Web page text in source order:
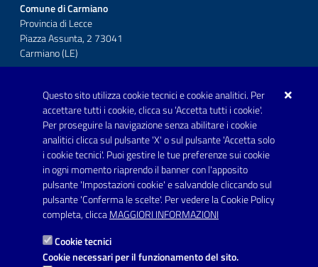
Questo sito utilizza cookie tecnici e cookie analitici. Per
accettare tutti i cookie, clicca su 'Accetta tutti i cookie'.
Per proseguire la navigazione senza abilitare i cookie
analitici clicca sul pulsante 'X' o sul pulsante 'Accetta solo
i cookie tecnici'. Puoi gestire le tue preferenze sui cookie
in ogni momento riaprendo il banner con l'apposito
pulsante 'Impostazioni cookie' e salvandole cliccando sul
pulsante 'Conferma le scelte'. Per vedere la Cookie Policy
completa, cliccaMAGGIORI INFORMAZIONI
Cookie tecnici
Cookie necessari per il funzionamento del sito.
Comune di Carmiano
Provincia di Lecce
Piazza Assunta, 2 73041
Carmiano (LE)
Posta Elettronica Certificata:
protocollo.comunecarmiano@pec.rupar.puglia.it
URP - Ufficio Relazioni con il Pubblico
Link utili
Informativa privacy
Dichiarazione di accessibilità